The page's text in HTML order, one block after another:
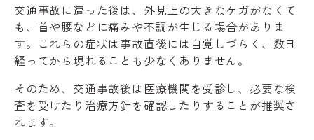
交通事故に遭った後は、外見上の大きなケガがなくて
も、首や腰などに痛みや不調が生じる場合がありま
す。これらの症状は事故直後には自覚しづらく、数日
経ってから現れることも少なくありません。
そのため、交通事故後は医療機関を受診し、必要な検
査を受けたり治療方針を確認したりすることが推奨さ
れます。